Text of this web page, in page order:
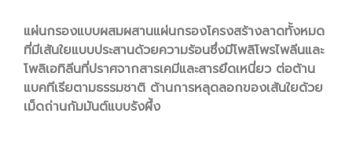
แผ่นกรองแบบผสมผสานแผ่นกรองโครงสร้างลาดทั้งหมด
ที่มีเส้นใยแบบประสานด้วยความร้อนซึ่งมีโพลิโพรไพลีนและ
โพลิเอทิลีนที่ปราศจากสารเคมีและสารยึดเหนี่ยว ต่อต้าน
แบคทีเรียตามธรรมชาติ ต้านการหลุดลอกของเส้นใยด้วย
เม็ดถ่านกัมมันต์แบบรังผึ้ง